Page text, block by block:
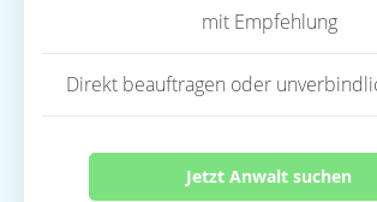
mit Empfehlung
Direkt beauftragen oder
Jetzt Anwalt suchen